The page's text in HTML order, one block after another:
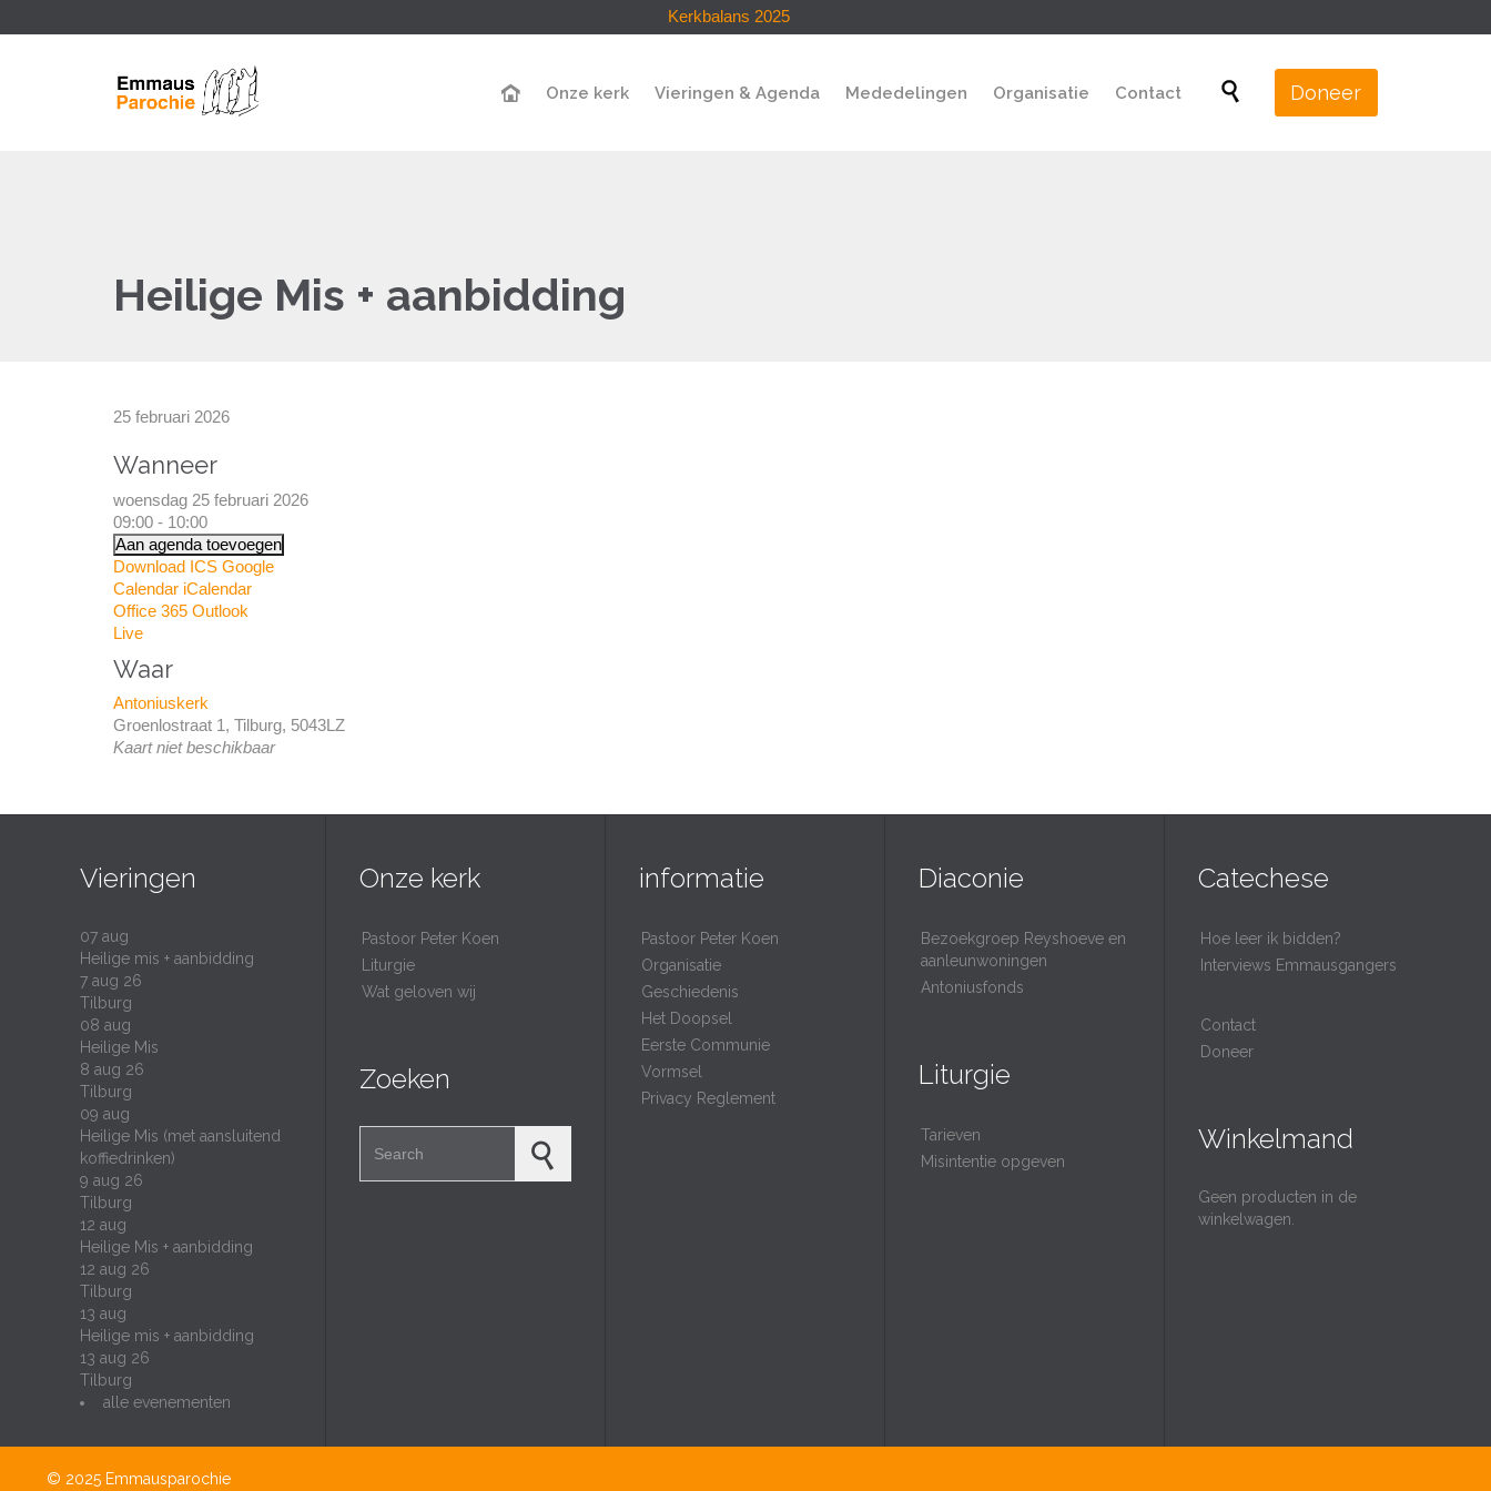
Kerkbalans 2025
Skip
Onze kerk Vieringen & Agenda Mededelingen Organisatie Contact  Doneer
Heilige Mis + aanbidding
25 februari 2026
Wanneer
woensdag 25 februari 2026
09:00 - 10:00
Aan agenda toevoegen
Download ICS Google
Calendar iCalendar
Office 365 Outlook
Live
Waar
Antoniuskerk
Groenlostraat 1, Tilburg, 5043LZ
Kaart niet beschikbaar
Vieringen
07 aug
Heilige mis + aanbidding
7 aug 26
Tilburg
08 aug
Heilige Mis
8 aug 26
Tilburg
09 aug
Heilige Mis (met aansluitend
koffiedrinken)
9 aug 26
Tilburg
12 aug
Heilige Mis + aanbidding
12 aug 26
Tilburg
13 aug
Heilige mis + aanbidding
13 aug 26
Tilburg
alle evenementen
Onze kerk
Pastoor Peter Koen
Liturgie
Wat geloven wij
Zoeken
informatie
Pastoor Peter Koen
Organisatie
Geschiedenis
Het Doopsel
Eerste Communie
Vormsel
Privacy Reglement
Diaconie
Bezoekgroep Reyshoeve en
aanleunwoningen
Antoniusfonds
Liturgie
Tarieven
Misintentie opgeven
Catechese
Hoe leer ik bidden?
Interviews Emmausgangers
Contact
Doneer
Winkelmand
Geen producten in de
winkelwagen.
© 2025 Emmausparochie